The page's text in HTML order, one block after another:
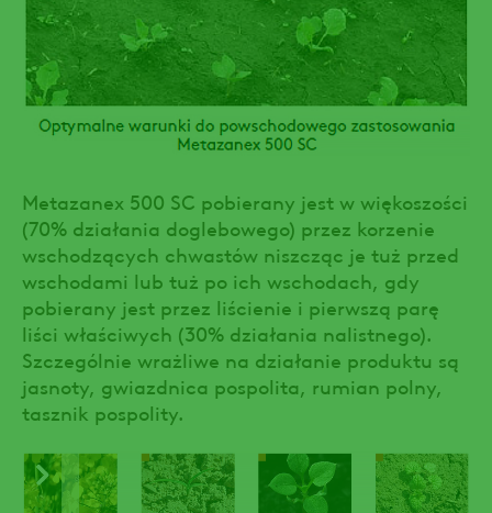
Metazanex 500 SC pobierany jest w więkoszości
(70% działania doglebowego) przez korzenie
wschodzących chwastów niszcząc je tuż przed
wschodami lub tuż po ich wschodach, gdy
pobierany jest przez liścienie i pierwszą parę
liści właściwych (30% działania nalistnego).
Szczególnie wrażliwe na działanie produktu są
jasnoty, gwiazdnica pospolita, rumian polny,
tasznik pospolity.